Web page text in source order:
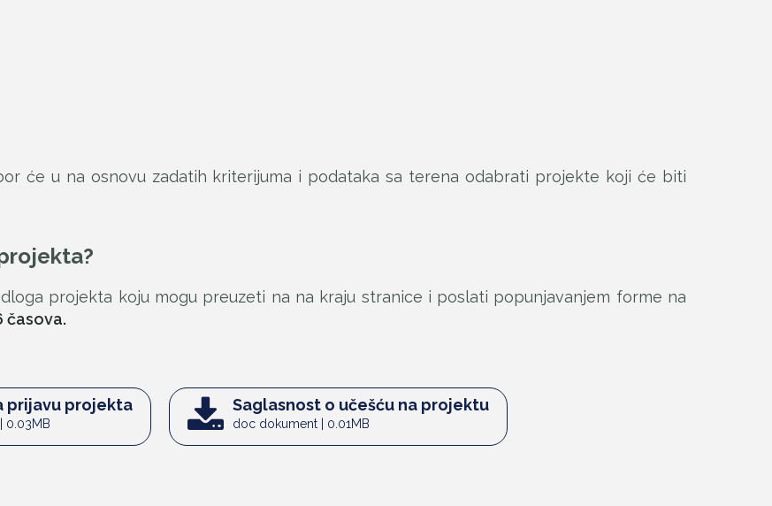
će u na osnovu zadatih kriterijuma i podataka sa terena odabrati projekte koji će biti
projekta koju mogu preuzeti na na kraju stranice i poslati popunjavanjem forme na
časova.
prijavu projekta
0.03MB
Saglasnost o učešću na projektu
doc dokument | 0.01MB